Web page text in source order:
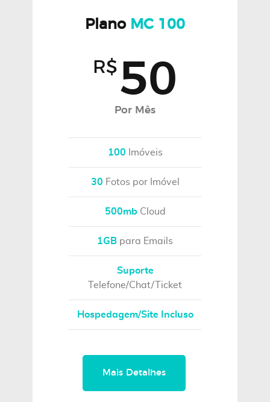
Plano MC 100
R$ 50
Por Mês
100 Imóveis
30 Fotos por Imóvel
500mbCloud
1GB para Emails
Suporte
Telefone/Chat/Ticket
Hospedagem/Site Incluso
Mais Detalhes